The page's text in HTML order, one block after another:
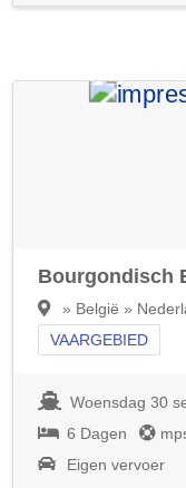
» België »
VAARGEBIED
Woensdag 30
6 Dagen
Eigen vervoer